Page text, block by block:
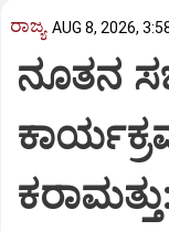
ರಾಜ್ಯ AUG 8, 2026,
ನೂತನ